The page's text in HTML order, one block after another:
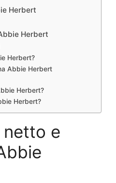
Herbert
Herbert
Herbert?
Abbie Herbert
Herbert?
Herbert?
netto e